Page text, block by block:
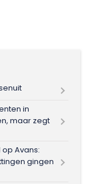
in
maar zegt
Avans:
gingen